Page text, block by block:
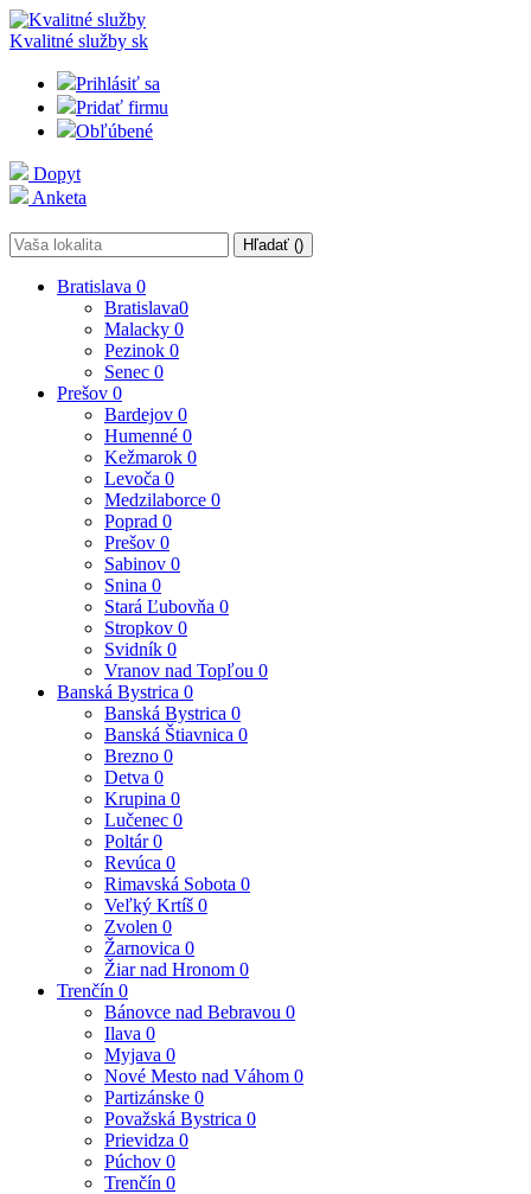
Kvalitné služby sk
Prihlásiť sa
Pridať firmu
Obľúbené
Dopyt
Anketa
Hľadať ()
Bratislava 0
Bratislava0
Malacky 0
Pezinok 0
Senec 0
Prešov 0
Bardejov 0
Humenné 0
Kežmarok 0
Levoča 0
Medzilaborce 0
Poprad 0
Prešov 0
Sabinov 0
Snina 0
Stará Ľubovňa 0
Stropkov 0
Svidník 0
Vranov nad Topľou 0
Banská Bystrica 0
Banská Bystrica 0
Banská Štiavnica 0
Brezno 0
Detva 0
Krupina 0
Lučenec 0
Poltár0
Revúca 0
Rimavská Sobota 0
Veľký Krtíš 0
Zvolen 0
Žarnovica 0
Žiar nad Hronom 0
Trenčín 0
Bánovce nad Bebravou 0
Ilava 0
Myjava 0
Nové Mesto nad Váhom 0
Partizánske 0
Považská Bystrica 0
Prievidza 0
Púchov 0
Trenčín 0